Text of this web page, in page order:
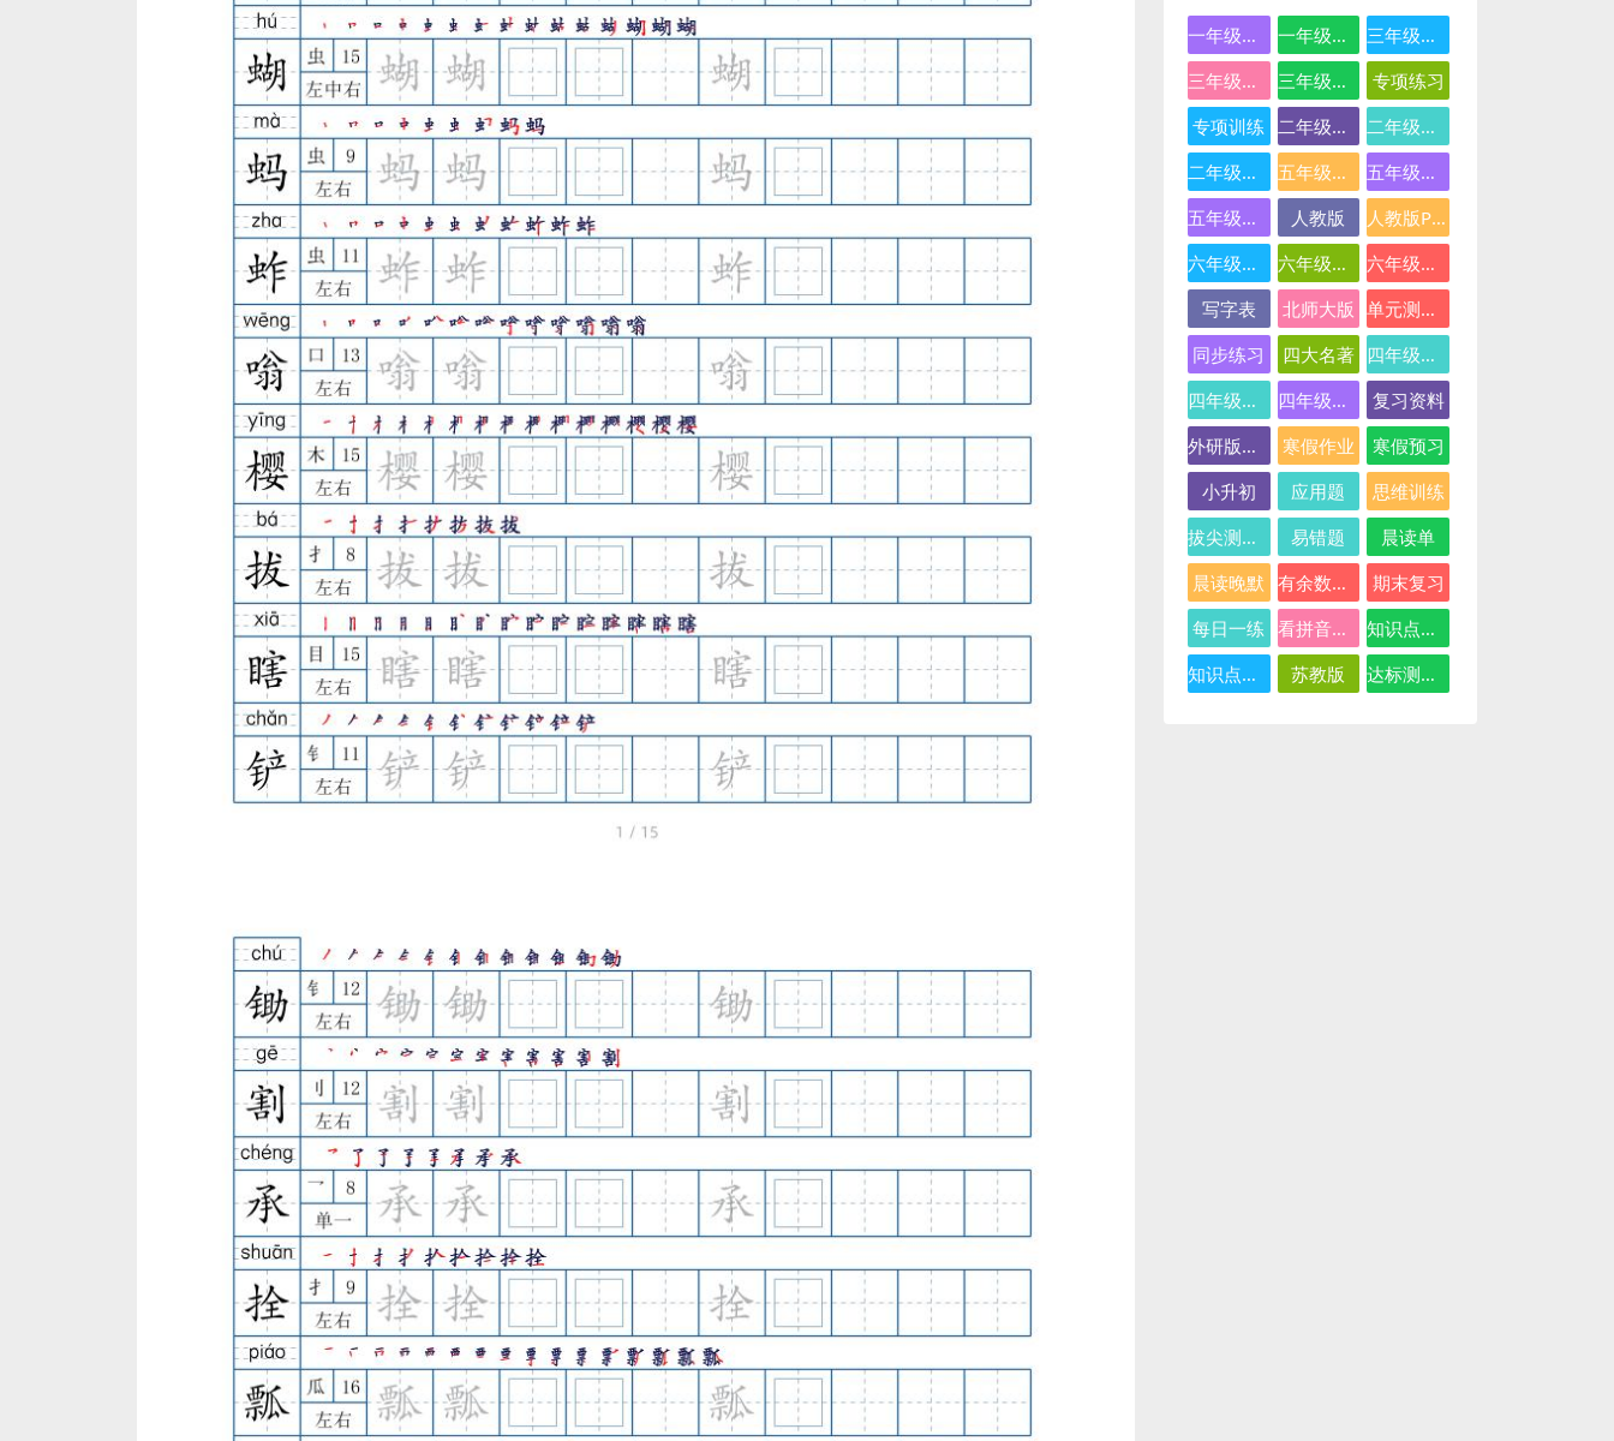
一年级数学 一年级语文
三年级数学
三年级英语
三年级语文
专项练习
专项训练
二年级下册数学
二年级数学
二年级语文
五年级数学
五年级英语
五年级语文
人教版
人教版PEP
六年级数学
六年级英语
六年级语文
写字表
北师大版
单元测试卷
同步练习
四大名著
四年级下册语文
四年级数学
四年级语文
复习资料
外研版三起点
寒假作业
寒假预习
小升初
应用题
思维训练
拔尖测试卷
易错题
晨读单
晨读晚默
有余数的除法
期末复习
每日一练
看拼音写词语
知识点总结
知识点汇总
苏教版 达标测试卷